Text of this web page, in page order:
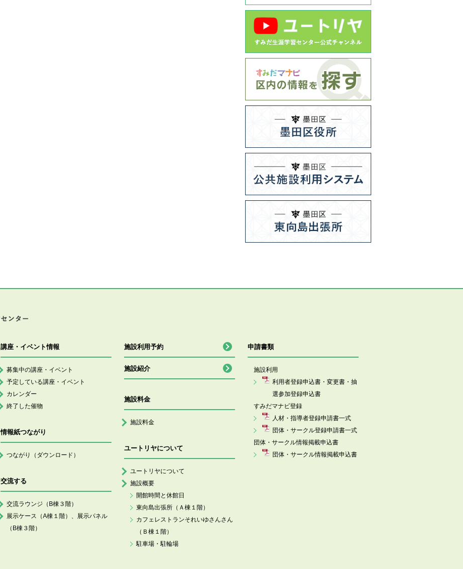
講座・イベント情報
募集中の講座・イベント
予定している講座・イベント
カレンダー
終了した催物
情報紙つながり
つながり（ダウンロード）
交流する
交流ラウンジ（B棟３階）
展示ケース（A棟１階）、展示パネル
（B棟３階）
施設利用予約
施設紹介
施設料金
施設料金
ユートリヤについて
ユートリヤについて
施設概要
開館時間と休館日
東向島出張所（Ａ棟１階）
カフェレストランそれいゆさんさん
（Ｂ棟１階）
駐車場・駐輪場
申請書類
施設利用
利用者登録申込書・変更書・抽
選参加登録申込書
すみだマナビ登録
人材・指導者登録申請書一式
団体・サークル登録申請書一式
団体・サークル情報掲載申込書
団体・サークル情報掲載申込書